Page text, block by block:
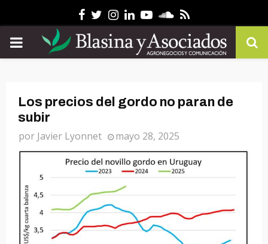
Facebook
Twitter
Instagram
Linkedin
YoutubeSoundcloud
Rss
PRIMARY
Los precios del gordo no paran de
subir
por Javier Lyonnet mayo 28, 2025